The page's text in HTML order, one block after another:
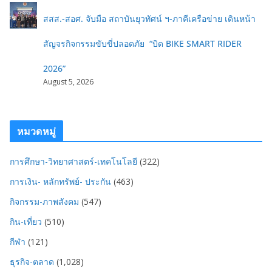
สสส.-สอศ. จับมือ สถาบันยุวทัศน์ ฯ-ภาคีเครือข่าย เดินหน้า
สัญจรกิจกรรมขับขี่ปลอดภัย “บิด BIKE SMART RIDER
2026”
August 5, 2026
หมวดหมู่
การศึกษา-วิทยาศาสตร์-เทคโนโลยี (322)
การเงิน- หลักทรัพย์- ประกัน (463)
กิจกรรม-ภาพสังคม (547)
กิน-เที่ยว (510)
กีฬา (121)
ธุรกิจ-ตลาด (1,028)